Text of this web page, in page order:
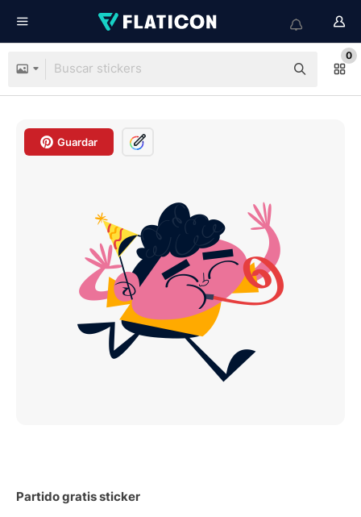
0
Guardar
Partido gratis sticker